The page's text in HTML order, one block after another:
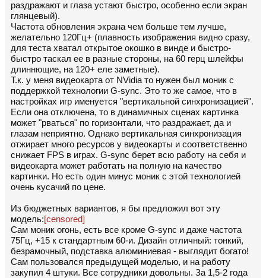
раздражают и глаза устают быстро, особенно если экран
глянцевый).
Частота обновления экрана чем больше тем лучше,
желательно 120Гц+ (плавность изображения видно сразу,
для теста хватал открытое окошко в винде и быстро-
быстро таскал ее в разные стороны, на 60 герц шлейфы
длиннющие, на 120+ еле заметные).
Т.к. у меня видеокарта от NVidia то нужен был моник с
поддержкой технологии G-sync. Это то же самое, что в
настройках игр именуется "вертикальной синхронизацией".
Если она отключена, то в динамичных сценах картинка
может "рваться" по горизонтали, что раздражает, да и
глазам неприятно. Однако вертикальная синхронизация
отжирает много ресурсов у видеокарты и соответственно
снижает FPS в играх. G-sync берет всю работу на себя и
видеокарта может работать на полную на качество
картинки. Но есть один минус моник с этой технологией
очень кусачий по цене.
Из бюджетных вариантов, я бы предложил вот эту
модель:[censored]
Сам моник огонь, есть все кроме G-sync и даже частота
75Гц, +15 к стандартным 60-и. Дизайн отличный: тонкий,
безрамочный, подставка алюминиевая - выглядит богато!
Сам пользовался предыдущей моделью, и на работу
закупил 4 штуки. Все сотрудники довольны. За 1,5-2 года